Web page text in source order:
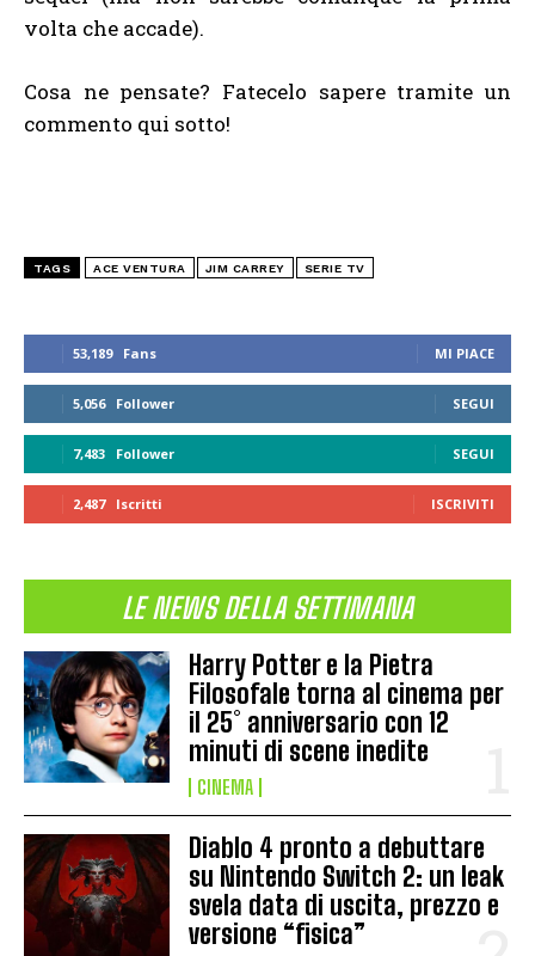
53,189 Fans MI PIACE
5,056 Follower SEGUI
7,483 Follower SEGUI
2,487 Iscritti ISCRIVITI
LE NEWS DELLA SETTIMANA
Harry Potter e la Pietra
Filosofale torna al cinema per
il 25° anniversario con 12
minuti di scene inedite
CINEMA
Diablo 4 pronto a debuttare
su Nintendo Switch 2: un leak
svela data di uscita, prezzo e
versione “fisica”
volta che accade).
Cosa ne pensate? Fatecelo sapere tramite un
commento qui sotto!
TAGS ACE VENTURA JIM CARREY SERIE TV